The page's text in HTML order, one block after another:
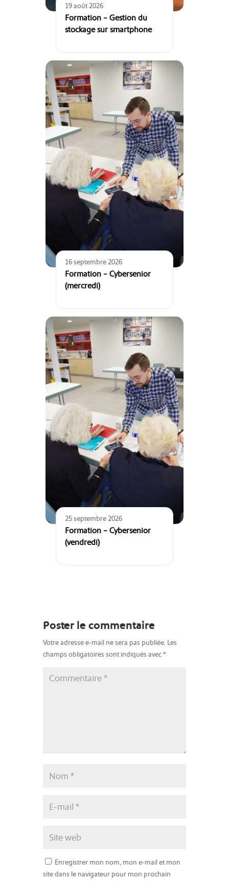
19 août 2026
Formation – Gestion du
stockage sur smartphone
16 septembre 2026
Formation – Cybersenior
(mercredi)
25 septembre 2026
Formation – Cybersenior
(vendredi)
Poster le commentaire
Votre adresse e-mail ne sera pas publiée. Les
champs obligatoires sont indiqués avec*
Enregistrer mon nom, mon e-mail et mon
site dans le navigateur pour mon prochain